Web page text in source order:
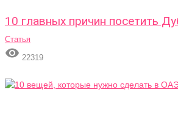
10 главных причин посетить
Статья
 22319